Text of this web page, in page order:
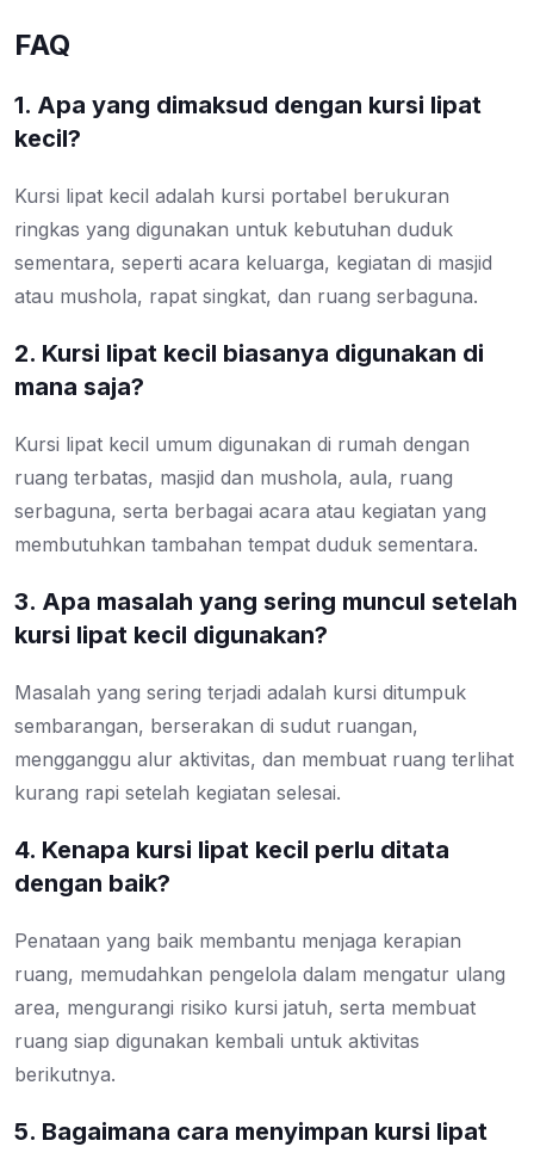
FAQ
1. Apa yang dimaksud dengan kursi lipat
kecil?
Kursi lipat kecil adalah kursi portabel berukuran
ringkas yang digunakan untuk kebutuhan duduk
sementara, seperti acara keluarga, kegiatan di masjid
atau mushola, rapat singkat, dan ruang serbaguna.
2. Kursi lipat kecil biasanya digunakan di
mana saja?
Kursi lipat kecil umum digunakan di rumah dengan
ruang terbatas, masjid dan mushola, aula, ruang
serbaguna, serta berbagai acara atau kegiatan yang
membutuhkan tambahan tempat duduk sementara.
3. Apa masalah yang sering muncul setelah
kursi lipat kecil digunakan?
Masalah yang sering terjadi adalah kursi ditumpuk
sembarangan, berserakan di sudut ruangan,
mengganggu alur aktivitas, dan membuat ruang terlihat
kurang rapi setelah kegiatan selesai.
4. Kenapa kursi lipat kecil perlu ditata
dengan baik?
Penataan yang baik membantu menjaga kerapian
ruang, memudahkan pengelola dalam mengatur ulang
area, mengurangi risiko kursi jatuh, serta membuat
ruang siap digunakan kembali untuk aktivitas
berikutnya.
5. Bagaimana cara menyimpan kursi lipat